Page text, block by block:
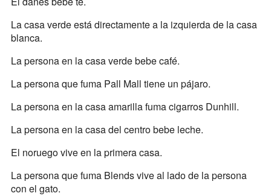
La casa verde está directamente a la izquierda de la casa
blanca.
La persona en la casa verde bebe café.
La persona que fuma Pall Mall tiene un pájaro.
La persona en la casa amarilla fuma cigarros Dunhill.
La persona en la casa del centro bebe leche.
El noruego vive en la primera casa.
La persona que fuma Blends vive al lado de la persona
con el gato.